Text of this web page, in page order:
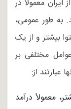
معمولا در
به طور عمومی،
بیشتر و از یک
مختلفی بر
عبارتند از:
معمولاً درآمد